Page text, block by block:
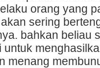
orang yang
sering
baһkan beliau
untuk
menang